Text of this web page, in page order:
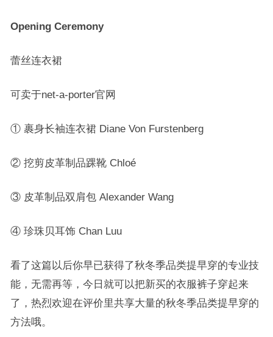
Opening Ceremony
蕾丝连衣裙
可卖于net-a-porter官网
① 裹身长袖连衣裙 Diane Von Furstenberg
② 挖剪皮革制品踝靴 Chloé
③ 皮革制品双肩包 Alexander Wang
④ 珍珠贝耳饰 Chan Luu
看了这篇以后你早已获得了秋冬季品类提早穿的专业技
能，无需再等，今日就可以把新买的衣服裤子穿起来
了，热烈欢迎在评价里共享大量的秋冬季品类提早穿的
方法哦。